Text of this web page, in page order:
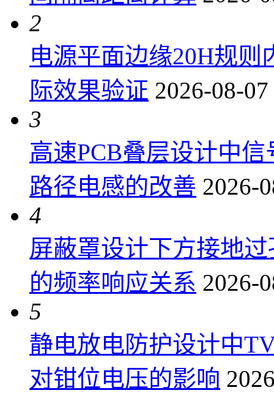
2
电源平面边缘20H规
际效果验证 2026-08-
3
高速PCB叠层设计中
路径电感的改善 2026-
4
屏蔽罩设计下方接地
的频率响应关系 2026-
5
静电放电防护设计中
对钳位电压的影响